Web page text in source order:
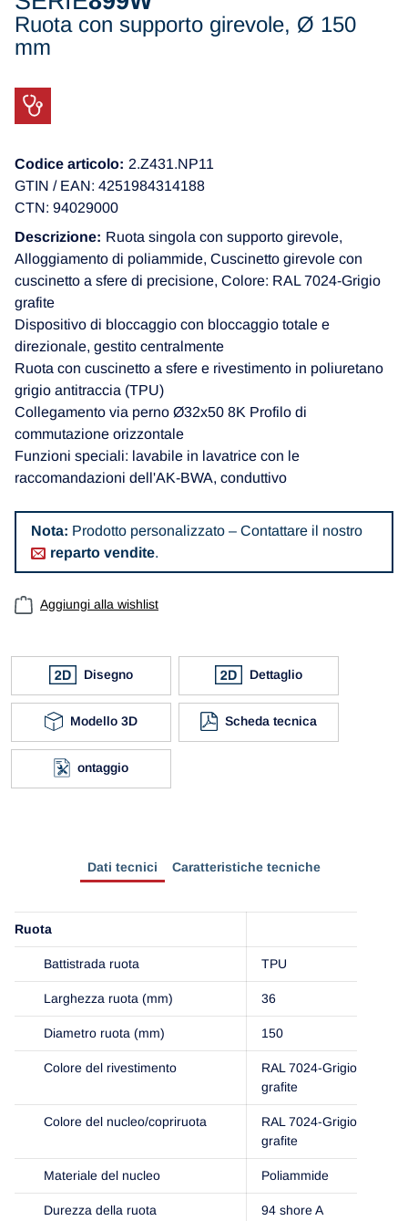
Ruota con supporto girevole, Ø 150
mm
Codice articolo: 2.Z431.NP11
GTIN / EAN: 4251984314188
CTN: 94029000
Descrizione: Ruota singola con supporto girevole,
Alloggiamento di poliammide, Cuscinetto girevole con
cuscinetto a sfere di precisione, Colore: RAL 7024-Grigio
grafite
Dispositivo di bloccaggio con bloccaggio totale e
direzionale, gestito centralmente
Ruota con cuscinetto a sfere e rivestimento in poliuretano
grigio antitraccia (TPU)
Collegamento via perno Ø32x50 8K Profilo di
commutazione orizzontale
Funzioni speciali: lavabile in lavatrice con le
raccomandazioni dell'AK-BWA, conduttivo
Nota: Prodotto personalizzato – Contattare il nostro
reparto vendite.
Aggiungi alla wishlist
Disegno Dettaglio
Modello 3D Scheda tecnica
ontaggio
Dati tecnici Caratteristiche tecniche
Ruota
Battistrada ruota TPU
Larghezza ruota (mm) 36
Diametro ruota (mm) 150
Colore del rivestimento
RAL 7024-Grigio
grafite
Colore del nucleo/copriruota
RAL 7024-Grigio
grafite
Materiale del nucleo Poliammide
Durezza della ruota 94 shore A